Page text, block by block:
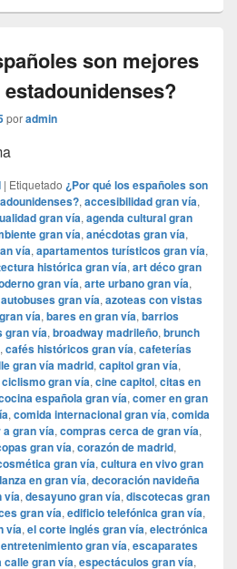
son mejores
poradmin
| Etiquetado ¿Por qué los españoles son
, accesibilidad gran vía,
gran vía, agenda cultural gran
gran vía, anécdotas gran vía,
vía, apartamentos turísticos gran vía,
histórica gran vía, art déco gran
gran vía, arte urbano gran vía,
autobuses gran vía, azoteas con vistas
vía, bares en gran vía, barrios
gran vía, broadway madrileño, brunch
, cafés históricos gran vía, cafeterías
gran vía madrid, capitol gran vía,
ciclismo gran vía, cine capitol, citas en
española gran vía, comer en gran
, comida internacional gran vía, comida
gran vía, compras cerca de gran vía,
gran vía, corazón de madrid,
gran vía, cultura en vivo gran
en gran vía, decoración navideña
vía, desayuno gran vía, discotecas gran
gran vía, edificio telefónica gran vía,
vía, el corte inglés gran vía, electrónica
entretenimiento gran vía, escaparates
calle gran vía, espectáculos gran vía,